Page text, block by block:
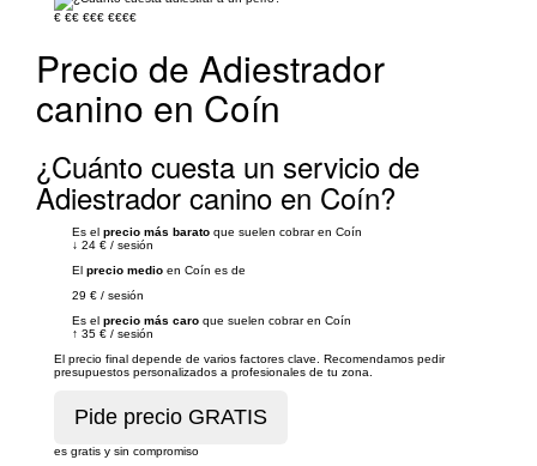
€ €€ €€€ €€€€
Precio de Adiestrador
canino en Coín
¿Cuánto cuesta un servicio de
Adiestrador canino en Coín?
Es el precio más barato que suelen cobrar en Coín
↓ 24 € / sesión
El precio medio en Coín es de
29 € / sesión
Es el precio más caro que suelen cobrar en Coín
↑ 35 € / sesión
El precio final depende de varios factores clave. Recomendamos pedir
presupuestos personalizados a profesionales de tu zona.
es gratis y sin compromiso